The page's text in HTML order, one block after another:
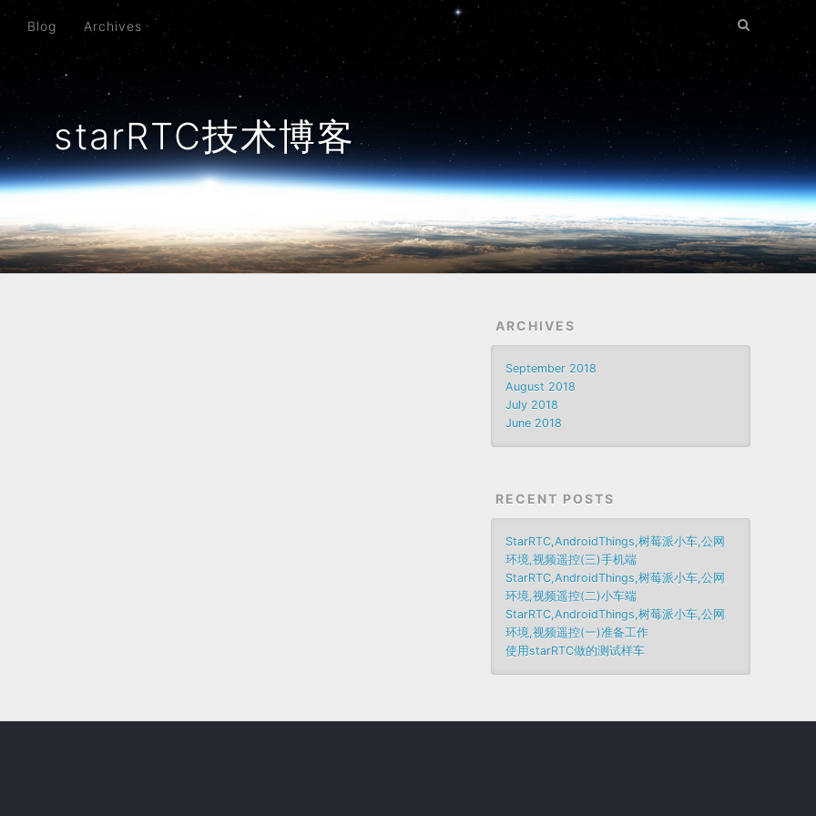
starRTC技术博客
Blog Archives
ARCHIVES
September 2018
August 2018
July 2018
June 2018
RECENT POSTS
StarRTC,AndroidThings,树莓派小车,公网
环境,视频遥控(三)手机端
StarRTC,AndroidThings,树莓派小车,公网
环境,视频遥控(二)小车端
StarRTC,AndroidThings,树莓派小车,公网
环境,视频遥控(一)准备工作
使用starRTC做的测试样车